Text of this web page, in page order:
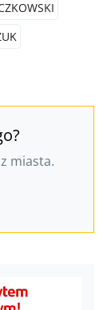
miasta.